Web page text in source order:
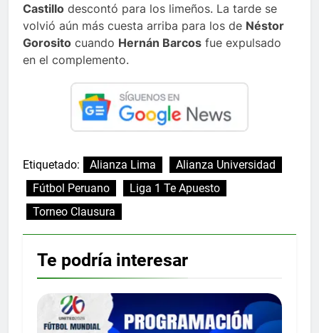
Castillo descontó para los limeños. La tarde se
volvió aún más cuesta arriba para los de Néstor
Gorosito cuando Hernán Barcos fue expulsado
en el complemento.
Etiquetado: Alianza Lima
Alianza Universidad
Fútbol Peruano
Liga 1 Te Apuesto
Torneo Clausura
Te podría interesar